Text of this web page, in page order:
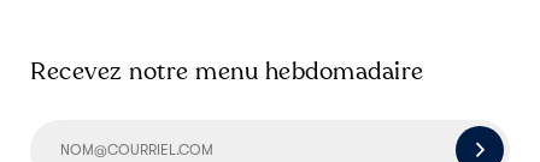
Recevez notre menu hebdomadaire